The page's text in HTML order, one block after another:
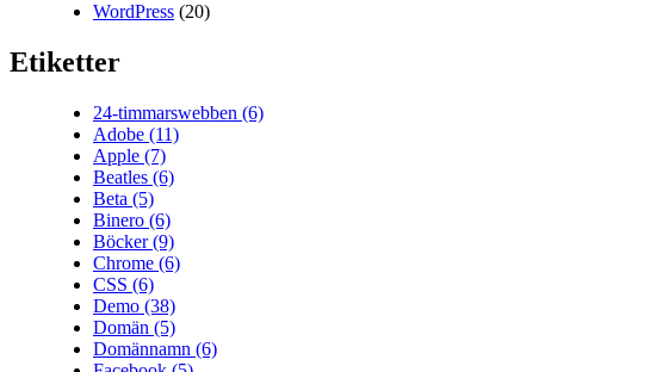
WordPress (20)
Etiketter
24-timmarswebben (6)
Adobe (11)
Apple (7)
Beatles (6)
Beta (5)
Binero (6)
Böcker(9)
Chrome (6)
CSS (6)
Demo (38)
Domän (5)
Domännamn (6)